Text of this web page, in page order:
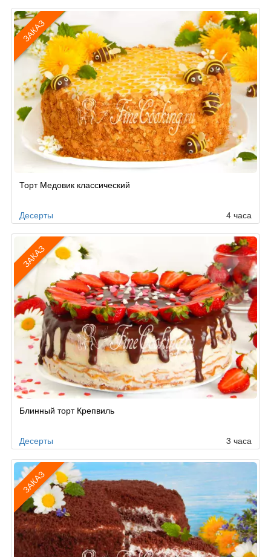
ЗАКАЗ
по
Торт Медовик классический
Десерты 4 часа
ЗАКАЗ
поБлинный торт Крепвиль
Десерты 3 часа
ЗАКАЗ